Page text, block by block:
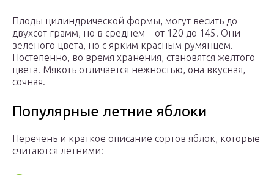
Плоды цилиндрической формы, могут весить до
двухсот грамм, но в среднем – от 120 до 145. Они
зеленого цвета, но с ярким красным румянцем.
Постепенно, во время хранения, становятся желтого
цвета. Мякоть отличается нежностью, она вкусная,
сочная.
Популярные летние яблоки
Перечень и краткое описание сортов яблок, которые
считаются летними: